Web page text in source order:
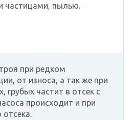
частицами, пылью.
при редком
от износа, а так же при
грубых частит в отсек с
происходит и при
отсека.